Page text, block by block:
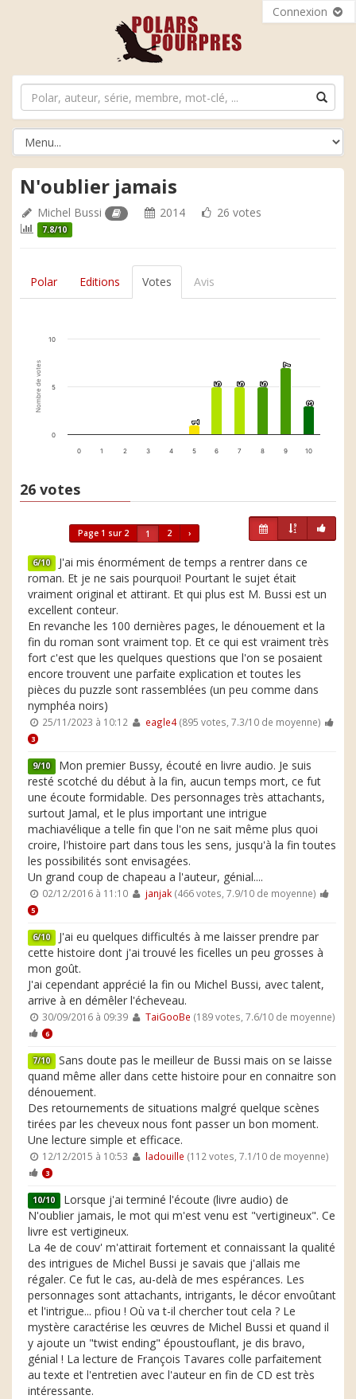
Connexion
N'oublier jamais
Michel Bussi 2014 26 votes
7.8/10
Polar Editions Votes Avis
Nombre de votes
1
1
5
5 5
5 5
5
7
7
3
3
0 1 2 3 4 5 6 7 8 9 10
0
5
10
26 votes
Page 1 sur 2 1 2 ›
6/10 J'ai mis énormément de temps a rentrer dans ce
roman. Et je ne sais pourquoi! Pourtant le sujet était
vraiment original et attirant. Et qui plus est M. Bussi est un
excellent conteur.
En revanche les 100 dernières pages, le dénouement et la
fin du roman sont vraiment top. Et ce qui est vraiment très
fort c'est que les quelques questions que l'on se posaient
encore trouvent une parfaite explication et toutes les
pièces du puzzle sont rassemblées (un peu comme dans
nymphéa noirs)
25/11/2023 à 10:12 eagle4(895 votes, 7.3/10 de moyenne)
3
9/10 Mon premier Bussy, écouté en livre audio. Je suis
resté scotché du début à la fin, aucun temps mort, ce fut
une écoute formidable. Des personnages très attachants,
surtout Jamal, et le plus important une intrigue
machiavélique a telle fin que l'on ne sait même plus quoi
croire, l'histoire part dans tous les sens, jusqu'à la fin toutes
les possibilités sont envisagées.
Un grand coup de chapeau a l'auteur, génial....
02/12/2016 à 11:10 janjak(466 votes, 7.9/10 de moyenne)
5
6/10 J'ai eu quelques difficultés à me laisser prendre par
cette histoire dont j'ai trouvé les ficelles un peu grosses à
mon goût.
J'ai cependant apprécié la fin ou Michel Bussi, avec talent,
arrive à en démêler l'écheveau.
30/09/2016 à 09:39 TaiGooBe (189 votes, 7.6/10 de moyenne)
6
7/10 Sans doute pas le meilleur de Bussi mais on se laisse
quand même aller dans cette histoire pour en connaitre son
dénouement.
Des retournements de situations malgré quelque scènes
tirées par les cheveux nous font passer un bon moment.
Une lecture simple et efficace.
12/12/2015 à 10:53 ladouille (112 votes, 7.1/10 de moyenne)
3
10/10 Lorsque j'ai terminé l'écoute (livre audio) de
N'oublier jamais, le mot qui m'est venu est "vertigineux". Ce
livre est vertigineux.
La 4e de couv' m'attirait fortement et connaissant la qualité
des intrigues de Michel Bussi je savais que j'allais me
régaler. Ce fut le cas, au-delà de mes espérances. Les
personnages sont attachants, intrigants, le décor envoûtant
et l'intrigue... pfiou ! Où va t-il chercher tout cela ? Le
mystère caractérise les œuvres de Michel Bussi et quand il
y ajoute un "twist ending" époustouflant, je dis bravo,
génial ! La lecture de François Tavares colle parfaitement
au texte et l'entretien avec l'auteur en fin de CD est très
intéressante.